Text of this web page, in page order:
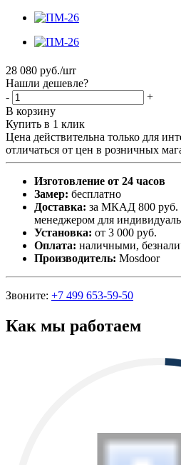
28 080 руб./шт
Нашли дешевле?
-
+
В корзину
Купить в 1 клик
Цена действительна только для
отличаться от цен в розничных
Изготовление от 24 часов
Замер: бесплатно
Доставка: за МКАД 800 руб.
менеджером для
Установка: от 3 000 руб.
Оплата: наличными,
Производитель: Mosdoor
Звоните: +7 499 653-59-50
Как мы работаем